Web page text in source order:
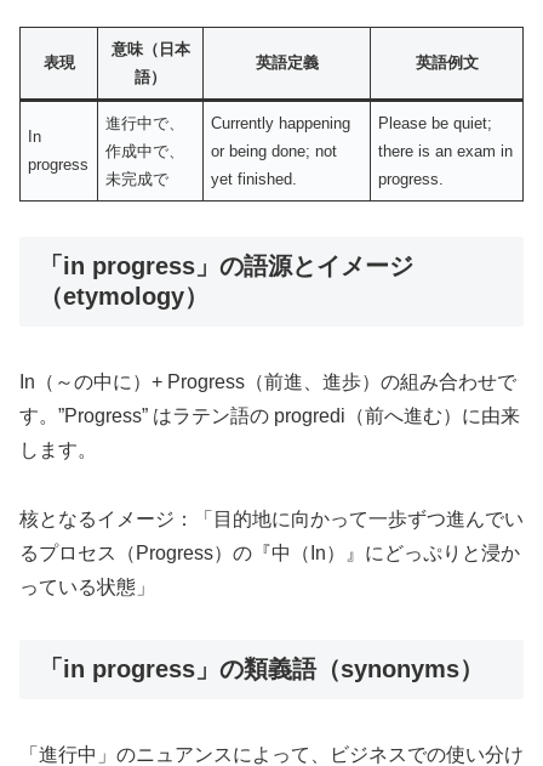
表現
意味（日本
語）
英語定義 英語例文
In
progress
進行中で、
作成中で、
未完成で
Currently happening
or being done; not
yet finished.
Please be quiet;
there is an exam in
progress.
「in progress」の語源とイメージ
（etymology）
In（～の中に）+ Progress（前進、進歩）の組み合わせで
す。”Progress” はラテン語の progredi（前へ進む）に由来
します。
核となるイメージ：「目的地に向かって一歩ずつ進んでい
るプロセス（Progress）の『中（In）』にどっぷりと浸か
っている状態」
「in progress」の類義語（synonyms）
「進行中」のニュアンスによって、ビジネスでの使い分け